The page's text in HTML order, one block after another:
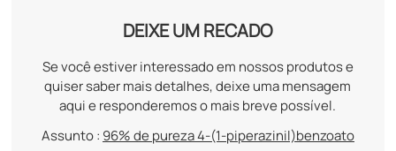
DEIXE UM RECADO
Se você estiver interessado em nossos produtos e
quiser saber mais detalhes, deixe uma mensagem
aqui e responderemos o mais breve possível.
Assunto : 96% de pureza 4-(1-piperazinil)benzoato